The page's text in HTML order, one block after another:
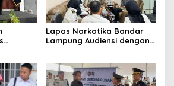
Lapas Narkotika Bandar
Lampung Audiensi dengan
Pratama